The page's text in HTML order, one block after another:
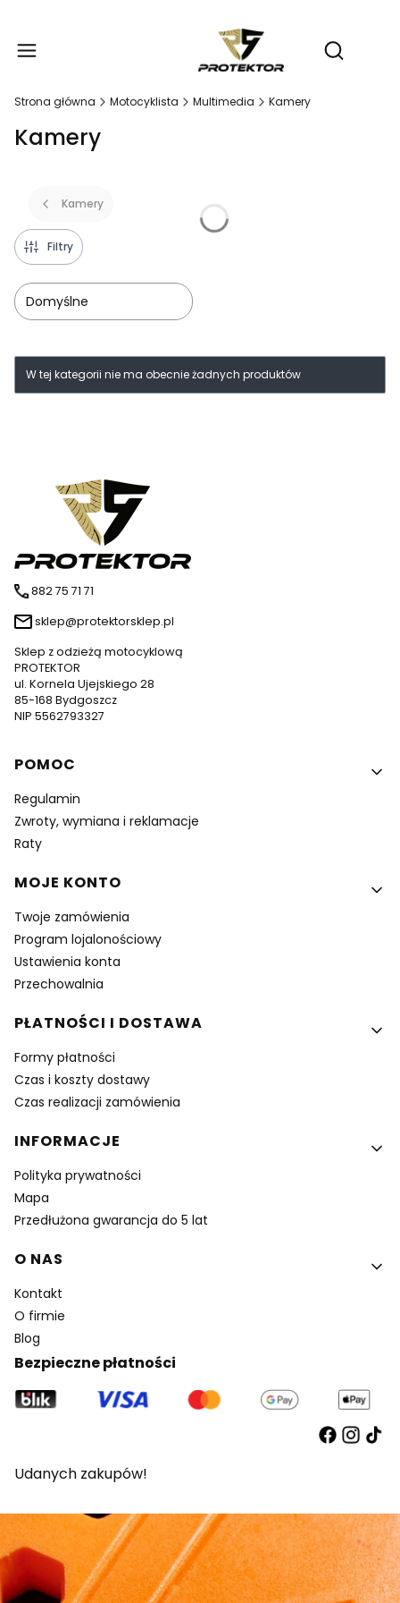
Otwórz
Strona główna Motocyklista Multimedia Kamery
Kamery
Kamery
Filtry
Domyślne
Lista produktów
W tej kategorii nie ma obecnie żadnych produktów
882 75 71 71
sklep@protektorsklep.pl
Sklep z odzieżą motocyklową
PROTEKTOR
ul. Kornela Ujejskiego 28
85-168 Bydgoszcz
NIP 5562793327
Linki w stopce
POMOC
Regulamin
Zwroty, wymiana i reklamacje
Raty
MOJE KONTO
Twoje zamówienia
Program lojalonościowy
Ustawienia konta
Przechowalnia
PŁATNOŚCI I DOSTAWA
Formy płatności
Czas i koszty dostawy
Czas realizacji zamówienia
INFORMACJE
Polityka prywatności
Mapa
Przedłużona gwarancja do 5 lat
O NAS
Kontakt
O firmie
Blog
Bezpieczne płatności
Udanych zakupów!